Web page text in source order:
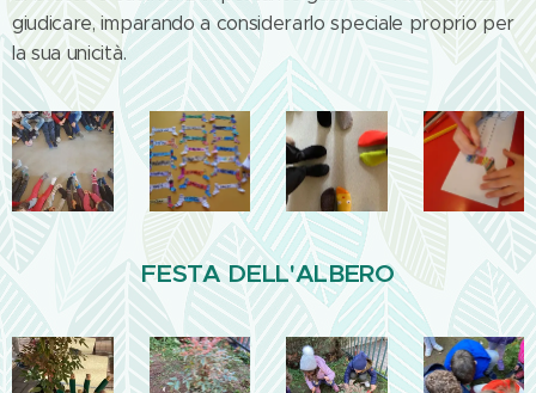
giudicare, imparando a considerarlo speciale proprio per
la sua unicità.
FESTA DELL'ALBERO